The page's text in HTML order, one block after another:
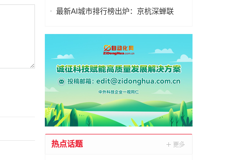
察指导，共话具身智能产业高质量发展
最新AI城市排行榜出炉：京杭深蝉联
热点话题